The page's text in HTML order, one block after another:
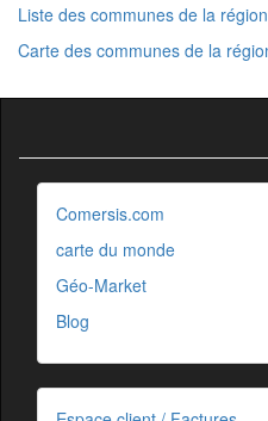
Liste des communes de la
Carte des communes de la
Comersis.com
carte du monde
Géo-Market
Blog